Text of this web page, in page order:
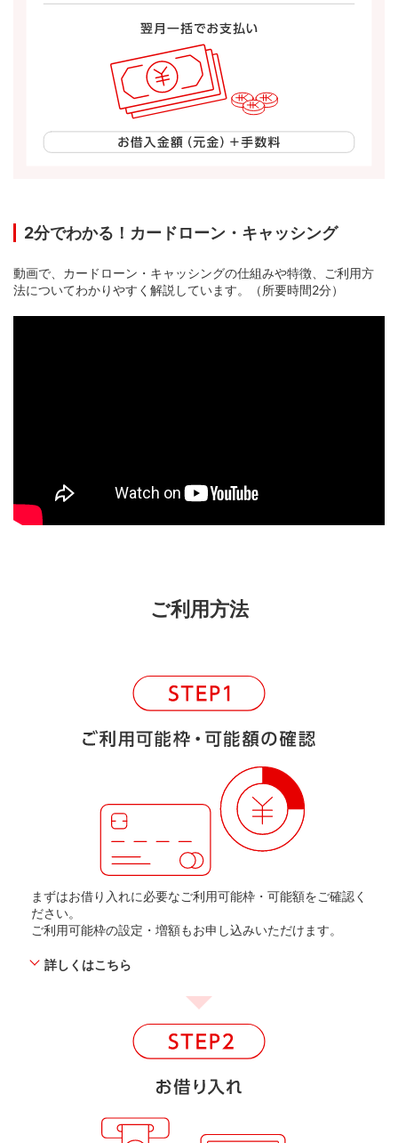
2分でわかる！カードローン・キャッシング
動画で、カードローン・キャッシングの仕組みや特徴、ご利用方
法についてわかりやすく解説しています。（所要時間2分）
ご利用方法
まずはお借り入れに必要なご利用可能枠・可能額をご確認く
ださい。
ご利用可能枠の設定・増額もお申し込みいただけます。
詳しくはこちら